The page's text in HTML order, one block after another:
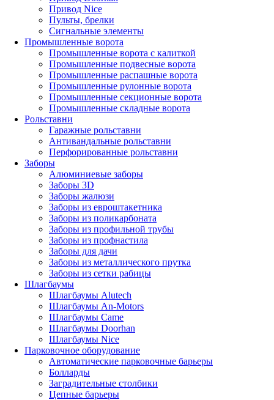
Привод Nice
Пульты, брелки
Сигнальные элементы
Промышленные ворота
Промышленные ворота с калиткой
Промышленные подвесные ворота
Промышленные распашные ворота
Промышленные рулонные ворота
Промышленные секционные ворота
Промышленные складные ворота
Рольставни
Гаражные рольставни
Антивандальные рольставни
Перфорированные рольставни
Заборы
Алюминиевые заборы
Заборы 3D
Заборы жалюзи
Заборы из евроштакетника
Заборы из поликарбоната
Заборы из профильной трубы
Заборы из профнастила
Заборы для дачи
Заборы из металлического прутка
Заборы из сетки рабицы
Шлагбаумы
Шлагбаумы Alutech
Шлагбаумы An-Motors
Шлагбаумы Came
Шлагбаумы Doorhan
Шлагбаумы Nice
Парковочное оборудование
Автоматические парковочные барьеры
Болларды
Заградительные столбики
Цепные барьеры